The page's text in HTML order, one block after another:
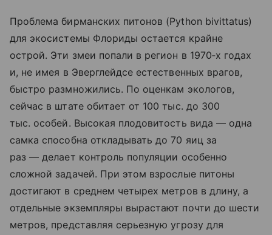
Проблема бирманских питонов (Python bivittatus)
для экосистемы Флориды остается крайне
острой. Эти змеи попали в регион в 1970‑х годах
и, не имея в Эверглейдсе естественных врагов,
быстро размножились. По оценкам экологов,
сейчас в штате обитает от 100 тыс. до 300
тыс. особей. Высокая плодовитость вида — одна
самка способна откладывать до 70 яиц за
раз — делает контроль популяции особенно
сложной задачей. При этом взрослые питоны
достигают в среднем четырех метров в длину, а
отдельные экземпляры вырастают почти до шести
метров, представляя серьезную угрозу для